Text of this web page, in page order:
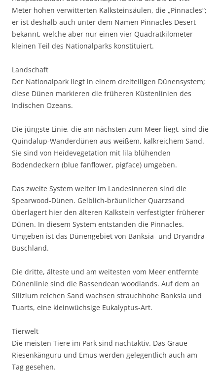
Meter hohen verwitterten Kalksteinsäulen, die „Pinnacles“;
er ist deshalb auch unter dem Namen Pinnacles Desert
bekannt, welche aber nur einen vier Quadratkilometer
kleinen Teil des Nationalparks konstituiert.
Landschaft
Der Nationalpark liegt in einem dreiteiligen Dünensystem;
diese Dünen markieren die früheren Küstenlinien des
Indischen Ozeans.
Die jüngste Linie, die am nächsten zum Meer liegt, sind die
Quindalup-Wanderdünen aus weißem, kalkreichem Sand.
Sie sind von Heidevegetation mit lila blühenden
Bodendeckern (blue fanflower, pigface) umgeben.
Das zweite System weiter im Landesinneren sind die
Spearwood-Dünen. Gelblich-bräunlicher Quarzsand
überlagert hier den älteren Kalkstein verfestigter früherer
Dünen. In diesem System entstanden die Pinnacles.
Umgeben ist das Dünengebiet von Banksia- und Dryandra-
Buschland.
Die dritte, älteste und am weitesten vom Meer entfernte
Dünenlinie sind die Bassendean woodlands. Auf dem an
Silizium reichen Sand wachsen strauchhohe Banksia und
Tuarts, eine kleinwüchsige Eukalyptus-Art.
Tierwelt
Die meisten Tiere im Park sind nachtaktiv. Das Graue
Riesenkänguru und Emus werden gelegentlich auch am
Tag gesehen.